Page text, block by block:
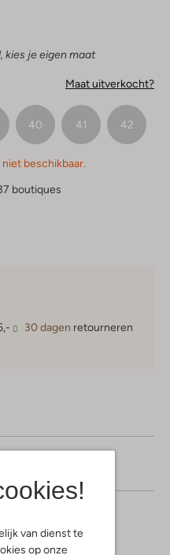
van dienst te
op onze
kies je eigen maat
Maat uitverkocht?
40 41 42
beschikbaar.
boutiques
30 dagen retourneren